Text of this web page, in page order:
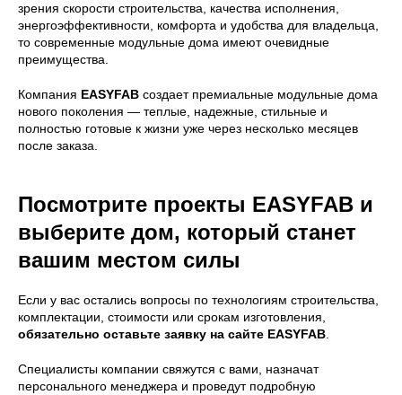
зрения скорости строительства, качества исполнения,
энергоэффективности, комфорта и удобства для владельца,
то современные модульные дома имеют очевидные
преимущества.
Компания EASYFAB создает премиальные модульные дома
нового поколения — теплые, надежные, стильные и
полностью готовые к жизни уже через несколько месяцев
после заказа.
Посмотрите проекты EASYFAB и
выберите дом, который станет
вашим местом силы
Если у вас остались вопросы по технологиям строительства,
комплектации, стоимости или срокам изготовления,
обязательно оставьте заявку на сайте EASYFAB.
Специалисты компании свяжутся с вами, назначат
персонального менеджера и проведут подробную
Согласие на обработку данных
конфиденциальности